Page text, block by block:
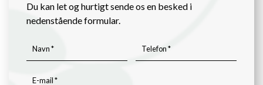
Du kan let og hurtigt sende os en besked i
nedenstående formular.